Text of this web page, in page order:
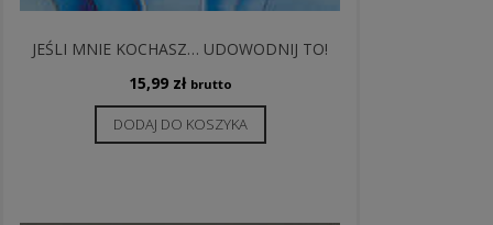
JEŚLI MNIE KOCHASZ… UDOWODNIJ TO!
15,99 zł brutto
DODAJ DO KOSZYKA